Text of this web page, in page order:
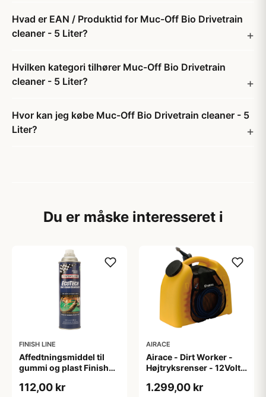
Hvad er EAN / Produktid for Muc-Off Bio Drivetrain
cleaner - 5 Liter?
Hvilken kategori tilhører Muc-Off Bio Drivetrain
cleaner - 5 Liter?
Hvor kan jeg købe Muc-Off Bio Drivetrain cleaner - 5
Liter?
Du er måske interesseret i
FINISH LINE
Affedtningsmiddel til
gummi og plast Finish
Dåse
112,00 kr
AIRACE
Airace - Dirt Worker -
Højtryksrenser - 12Volt -
1.299,00 kr